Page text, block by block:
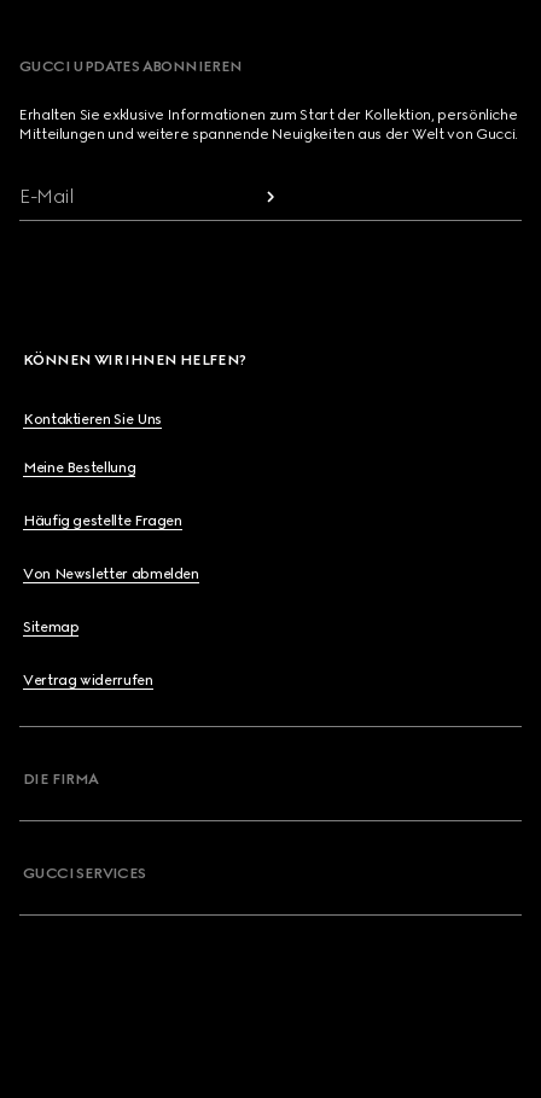
GUCCI UPDATES ABONNIEREN
Erhalten Sie exklusive Informationen zum Start der Kollektion, persönliche
Mitteilungen und weitere spannende Neuigkeiten aus der Welt von Gucci.
E-Mail
KÖNNEN WIR IHNEN HELFEN?
Kontaktieren Sie Uns
Meine Bestellung
Häufig gestellte Fragen
Von Newsletter abmelden
Sitemap
Vertrag widerrufen
DIE FIRMA
GUCCI SERVICES